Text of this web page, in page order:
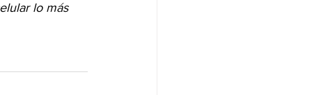
lo más